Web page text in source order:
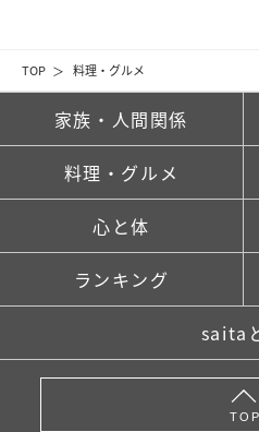
TOP 料理・グルメ
家族・人間関係
料理・グルメ
心と体
ランキング
saita
TOP